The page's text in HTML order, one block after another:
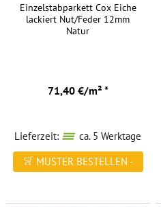
Einzelstabparkett Cox Eiche
lackiert Nut/Feder 12mm
Natur
71,40 €/m² *
Lieferzeit:
ca. 5 Werktage
MUSTER BESTELLEN -